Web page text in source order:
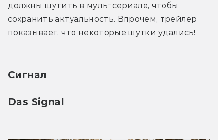
должны шутить в мультсериале, чтобы
сохранить актуальность. Впрочем, трейлер
показывает, что некоторые шутки удались!
Сигнал
Das Signal